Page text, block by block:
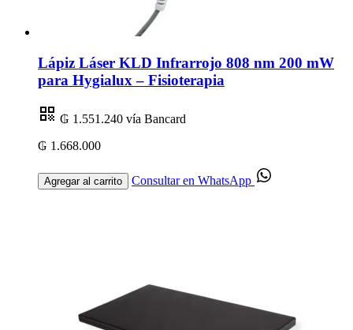
Lápiz Láser KLD Infrarrojo 808 nm 200 mW
para Hygialux – Fisioterapia
₲ 1.551.240 vía Bancard
₲ 1.668.000
Agregar al carrito Consultar en WhatsApp